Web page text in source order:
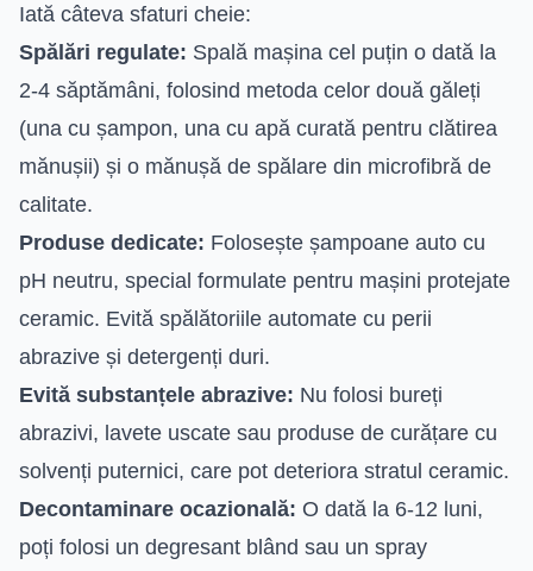
Iată câteva sfaturi cheie:
Spălări regulate: Spală mașina cel puțin o dată la
2-4 săptămâni, folosind metoda celor două găleți
(una cu șampon, una cu apă curată pentru clătirea
mănușii) și o mănușă de spălare din microfibră de
calitate.
Produse dedicate: Folosește șampoane auto cu
pH neutru, special formulate pentru mașini protejate
ceramic. Evită spălătoriile automate cu perii
abrazive și detergenți duri.
Evită substanțele abrazive: Nu folosi bureți
abrazivi, lavete uscate sau produse de curățare cu
solvenți puternici, care pot deteriora stratul ceramic.
Decontaminare ocazională: O dată la 6-12 luni,
poți folosi un degresant blând sau un spray